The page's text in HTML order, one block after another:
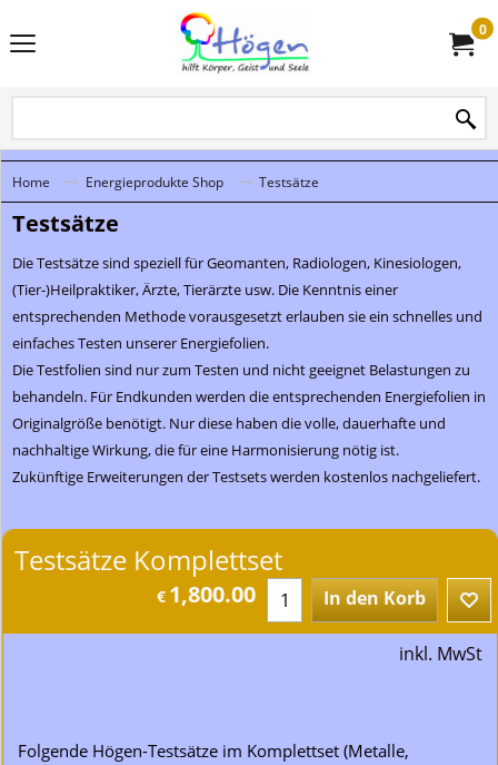
0
Home Energieprodukte Shop Testsätze
Testsätze
Die Testsätze sind speziell für Geomanten, Radiologen, Kinesiologen,
(Tier-)Heilpraktiker, Ärzte, Tierärzte usw. Die Kenntnis einer
entsprechenden Methode vorausgesetzt erlauben sie ein schnelles und
einfaches Testen unserer Energiefolien.
Die Testfolien sind nur zum Testen und nicht geeignet Belastungen zu
behandeln. Für Endkunden werden die entsprechenden Energiefolien in
Originalgröße benötigt. Nur diese haben die volle, dauerhafte und
nachhaltige Wirkung, die für eine Harmonisierung nötig ist.
Zukünftige Erweiterungen der Testsets werden kostenlos nachgeliefert.
Testsätze Komplettset
€ 1,800.00 In den Korb
inkl. MwSt
Folgende Högen-Testsätze im Komplettset (Metalle,